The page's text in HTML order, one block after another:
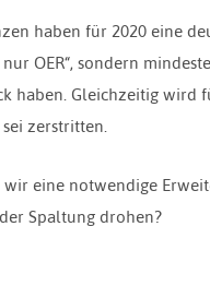
haben für 2020 eine
OER“, sondern
haben. Gleichzeitig wird
zerstritten.
eine notwendige
Spaltung drohen?